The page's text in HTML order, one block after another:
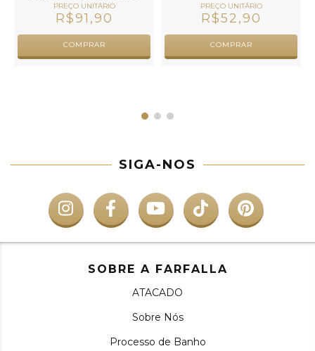
R$91,90
COMPRAR
R$52,90
COMPRAR
SIGA-NOS
SOBRE A FARFALLA
ATACADO
Sobre Nós
Processo de Banho